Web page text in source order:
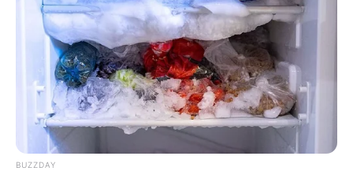
BUZZDAY